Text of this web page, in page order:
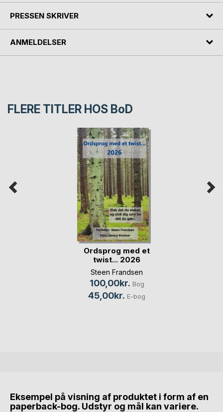
PRESSEN SKRIVER
ANMELDELSER
FLERE TITLER HOS BoD
Ordsprog med et
twist... 2026
Steen Frandsen
100,00kr. Bog
45,00kr. E-bog
Eksempel på visning af produktet i form af en
paperback-bog. Udstyr og mål kan variere.